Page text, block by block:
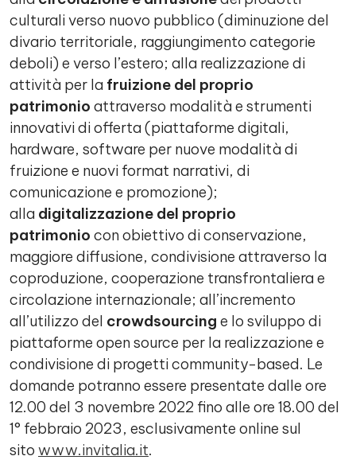
culturali verso nuovo pubblico (diminuzione del
divario territoriale, raggiungimento categorie
deboli) e verso l’estero; alla realizzazione di
attività per la fruizione del proprio
patrimonio attraverso modalità e strumenti
innovativi di offerta (piattaforme digitali,
hardware, software per nuove modalità di
fruizione e nuovi format narrativi, di
comunicazione e promozione);
alla digitalizzazione del proprio
patrimonio con obiettivo di conservazione,
maggiore diffusione, condivisione attraverso la
coproduzione, cooperazione transfrontaliera e
circolazione internazionale; all’incremento
all’utilizzo del crowdsourcing e lo sviluppo di
piattaforme open source per la realizzazione e
condivisione di progetti community-based. Le
domande potranno essere presentate dalle ore
12.00 del 3 novembre 2022 fino alle ore 18.00 del
1° febbraio 2023, esclusivamente online sul
sito www.invitalia.it.